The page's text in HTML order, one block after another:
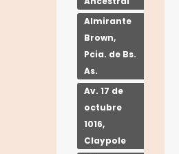
Almirante
Brown,
Pcia. de Bs.
As.
Av. 17 de
octubre
1016,
Claypole